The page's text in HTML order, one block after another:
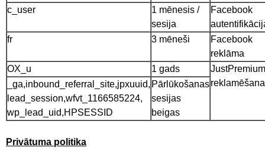
c_user
1 mēnesis /
sesija
Facebook
fr
3 mēneši
Facebook
reklāma
OX_u
1 gads
JustPremium
reklamēšana
_ga,inbound_referral_site,jpxuuid,
lead_session,wfvt_1166585224,
wp_lead_uid,HPSESSID
Pārlūkošanas
sesijas
beigas
Privātuma politika